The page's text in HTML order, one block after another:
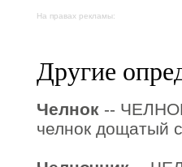
На правах рекламы:
Другие
Челнок --
челнок дощатый